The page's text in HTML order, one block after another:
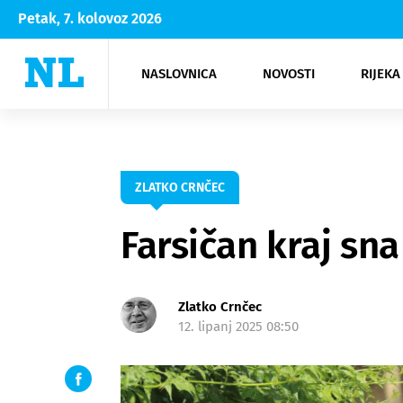
Petak, 7. kolovoz 2026
NASLOVNICA NOVOSTI
Rijeka Opatija
NK
Moda
Kultura
ZLATKO CRNČEC
Farsičan kraj
Zlatko Crnčec
12. lipanj 2025 08:50